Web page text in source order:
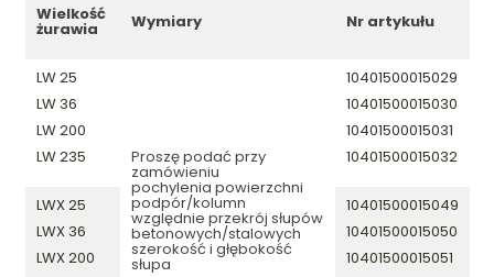
Wielkość
żurawia Wymiary Nr artykułu
LW 25
LW 36
LW 200
LW 235
Proszę podać przy
zamówieniu
pochylenia powierzchni
podpór/kolumn
względnie przekrój słupów
betonowych/stalowych
szerokość i głębokość
słupa
10401500015029
10401500015030
10401500015031
10401500015032
LWX 25
LWX 36
LWX 200
10401500015049
10401500015050
10401500015051